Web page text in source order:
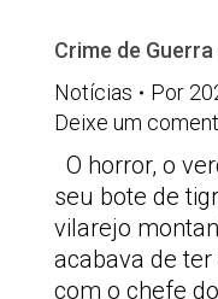
Crime de
Notícias
Por
Deixe um
O horror, o
seu bote de
vilarejo
acabava de
com o chefe